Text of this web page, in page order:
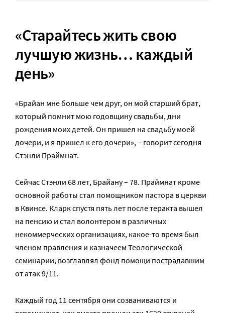
«Старайтесь жить свою
лучшую жизнь… каждый
день»
«Брайан мне больше чем друг, он мой старший брат,
который помнит мою годовщину свадьбы, дни
рождения моих детей. Он пришел на свадьбу моей
дочери, и я пришел к его дочери», – говорит сегодня
Стэнли Праймнат.
Сейчас Стэнли 68 лет, Брайану – 78. Праймнат кроме
основной работы стал помощником пастора в церкви
в Квинсе. Кларк спустя пять лет после теракта вышел
на пенсию и стал волонтером в различных
некоммерческих организациях, какое-то время был
членом правления и казначеем Теологической
семинарии, возглавлял фонд помощи пострадавшим
от атак 9/11.
Каждый год 11 сентября они созваниваются и